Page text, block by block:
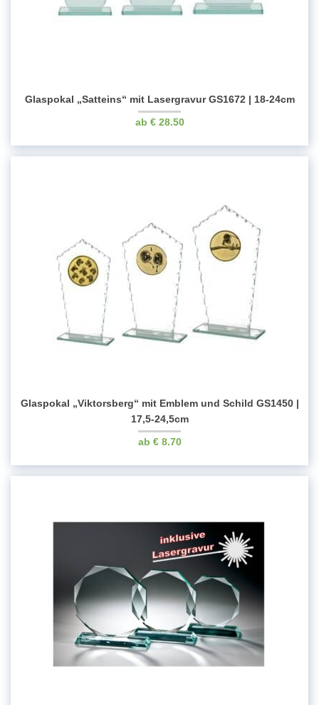
Glaspokal „Satteins“ mit Lasergravur GS1672 | 18-24cm
€28.50
Glaspokal „Viktorsberg“ mit Emblem und Schild GS1450 |
17,5-24,5cm
€8.70